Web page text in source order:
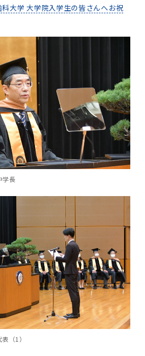
誓い
グ
編
談
歴史
科歯科大」
ニュース」
向け】（冊子）
科歯科大学
・実習の軌跡』
匠の創造者たち』
ップ
いて
いてトップ
評価
標・中期計画等について【6
標・中期計画等について【6
中期計画等について
期計画等について
期計画等について
評価等について【第1期～
評価等について【第1期～
間中）年度計画、年度評価
間中）年度計画・年度評価
間中）年度計画・年度評価
人構想に関する進捗状況に
トップ
育研究交流」に関する協定書
｢編入学｣及び｢複数学士号｣
の履修者に係る「編入学」
に関する実施細目
大学共通)
大学共通)トップ
ついて
（複数学士号）
東京医科歯科大学）
サイト）
トップ
地／関係施設位置図
則集
ＤＧｓ推進宣言
等取得推進宣言
ップ
イバーシティ＆インクルー
ップ
イバーシティ＆インクルー
本方針／アクション・プラ
る一般事業主行動計画
推進法による一般事業主行
インクルージョン室
内保育施設）
サポートについて
・ハラスメント
応について
予告）
変更点
ップ
所
テム
て
てトップ
検定料
免除・徴収猶予について
て
ープログラム
相談
説明会
在は受け付けておりませ
等のお知らせ
例等の公表
博士課程 国際連携専攻（ジ
リープログラム：JDP）
リシー
試データ
果（スコアレポート）の返
け入試説明会
金について
金についてトップ
除・徴収猶予について
究科生体検査科学講座
テム
所
究科
度）「総合知と癒しの次世
ー育成プログラム Science
歯学系)」対象学生の春募集
to Science Tokyo
）Program for the 2026
Eligible Students
to Science Tokyo
for the 2025
Eligible Students
５年度）総合知と癒しの次
ー育成プログラム（医歯学
SPRING (医歯学系)」
院生制度）対象学生（秋入
いて
to Science Tokyo
for the 2024
Eligible Students
ベルAI研究のための共創型
成プログラム対象学生（医
の募集について
年度）TMDUトップレベル
創型エキスパート人材育成プ
（TMDU-BOOST生）の募
度）CS（クリニシャン・
養成支援制度の募集につい
for the Clinician
Support Program
2026
コース
ラバス）
ラバス）
科目等履修生について
学金トップ
定料
定料トップ
検定料
除・徴収猶予について
除・徴収猶予について
除・徴収猶予について
トップ
Fee
Fee Deferment）
相談窓口」を設置しまし
制度
プ
団体等奨学金
臨床検査学系博士後期課程
トップ
て
て
ポート
ポートトップ
援
援トップ
機関の皆様へ
について
ト
ト
感染症に伴うお知らせ
業者数
ップ
ター
・売店
交通機関運休による休講措
Cancellation Measures
such as
the Yushima area)
To New Graduate
健衛生学科）
腔保健学科）
研究科
研究科
健衛生学科）トップ
学専攻】
査技術学専攻】
腔保健学科）
腔保健学科）トップ
腔保健衛生学専攻】
腔保健工学専攻】
究科
究科トップ
健学専攻
保健学専攻【医療管理政策
】
攻
療科学専攻
研究科
究科トップ
科学専攻
看護学専攻
ポジウム・講演会等のお知
一覧
究科
究科トップ
健学専攻
保健学専攻トップ
保健学専攻【医療管理政策
】
保健学専攻 グローバルヘル
コース
攻
トップ
士課程医歯学系専攻履修要
攻（ジョイント・ディグリ
）
医療科学専攻
医療科学専攻トップ
ラバス）
画課
究科
究科トップ
指導教員研究内容トップ
ラバス）保健衛生学研究科
ソーシアム履修の手引き
画課
告書
門一覧
チ講座・ジョイントリサーチ
所
）
）
機構
ター
開発管理システム(外部サ
ステム(外部サイト)
公募スケジュール(学内専
募
ム
ム(学外利用時VPN必要)
会申請システム
申請システム(学外利用時
いて
学内専用)
等
使用する実験(学内専用)
専用)
委員会
ース
用)
ター（YISC）
合イノベーション推進機構
ップ
について
内専用)
臨床研究の利益相反管理に
委員会
先(事務部)
企業・研究者・一般の方
大学 大学院入学生の皆さんへお祝
学長
（1）